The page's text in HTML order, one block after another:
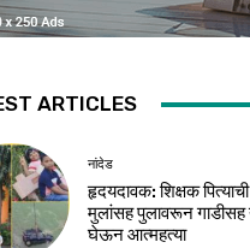
ARTICLES
नांदेड
हृदयदावक: शिक्षक
मुलांसह पुलावरून गाडीसह
घेऊन आत्महत्या